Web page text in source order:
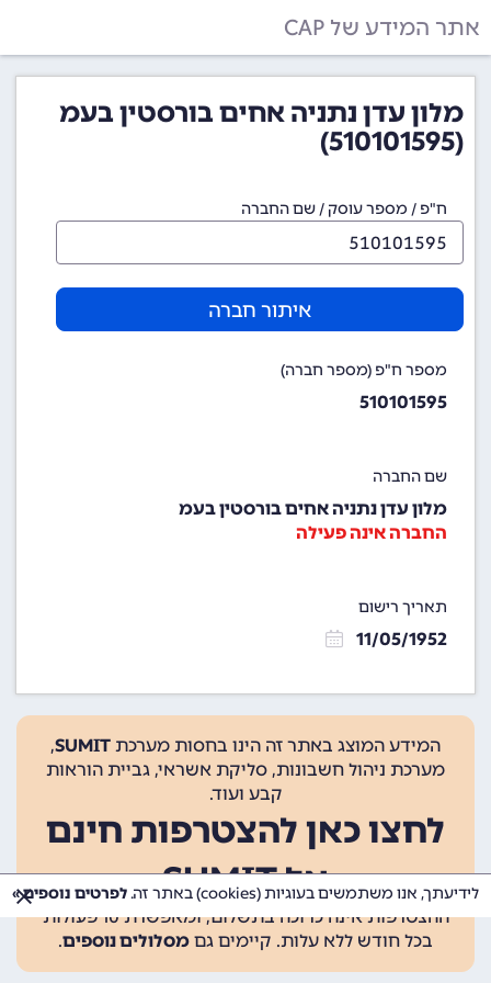
אתר המידע של CAP
מלון עדן נתניה אחים בורסטין בעמ
(510101595)
ח"פ / מספר עוסק / שם החברה
איתור חברה
מספר ח"פ (מספר חברה)
510101595
שם החברה
מלון עדן נתניה אחים בורסטין בעמ
החברה אינה פעילה
תאריך רישום
11/05/1952
המידע המוצג באתר זה הינו בחסות מערכת SUMIT
,
מערכת ניהול חשבונות, סליקת אשראי, גביית הוראות
קבע ועוד.
לחצו כאן להצטרפות חינם
אל SUMIT
ההצטרפות אינה כרוכה בתשלום, ומאפשרת 10 פעולות
בכל חודש ללא עלות. קיימים גם מסלולים נוספים.
לידיעתך, אנו משתמשים בעוגיות (cookies) באתר זה. לפרטים נוספים »